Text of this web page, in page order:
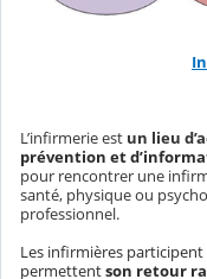
L’infirmerie est un lieu
prévention et
pour rencontrer une
santé, physique ou
professionnel.
Les infirmières participent
permettentson retour